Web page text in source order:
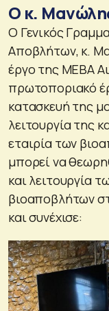
Ο κ.
Ο Γενικός
Αποβλήτων, κ.
έργο της ΜΕΒΑ
πρωτοποριακό
κατασκευή της
λειτουργία της
εταιρία των
μπορεί να
και λειτουργία
βιοαποβλήτων
και συνέχισε: